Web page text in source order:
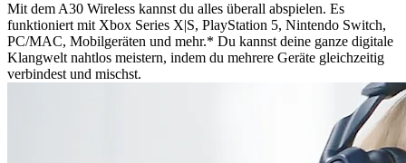
Mit dem A30 Wireless kannst du alles überall abspielen. Es
funktioniert mit Xbox Series X|S, PlayStation 5, Nintendo Switch,
PC/MAC, Mobilgeräten und mehr.* Du kannst deine ganze digitale
Klangwelt nahtlos meistern, indem du mehrere Geräte gleichzeitig
verbindest und mischst.